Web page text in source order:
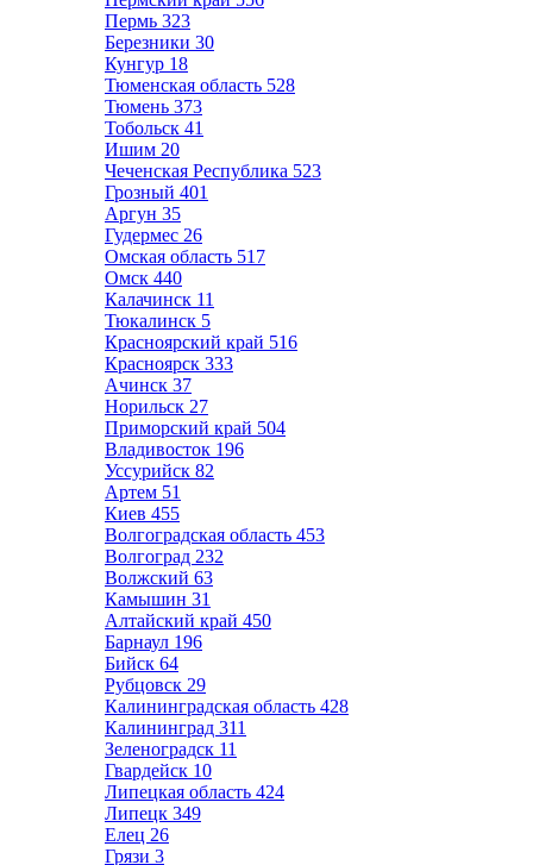
Пермь 323
Березники 30
Кунгур 18
Тюменская область 528
Тюмень 373
Тобольск 41
Ишим 20
Чеченская Республика 523
Грозный 401
Аргун 35
Гудермес 26
Омская область 517
Омск 440
Калачинск 11
Тюкалинск 5
Красноярский край 516
Красноярск 333
Ачинск 37
Норильск 27
Приморский край 504
Владивосток 196
Уссурийск 82
Артем 51
Киев 455
Волгоградская область 453
Волгоград 232
Волжский 63
Камышин 31
Алтайский край 450
Барнаул 196
Бийск 64
Рубцовск 29
Калининградская область 428
Калининград 311
Зеленоградск 11
Гвардейск 10
Липецкая область 424
Липецк 349
Елец 26
Грязи 3